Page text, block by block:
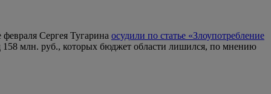
Сергея Тугарина осудили по статье «Злоупотребление
158 млн. руб., которых бюджет области лишился, по мнению